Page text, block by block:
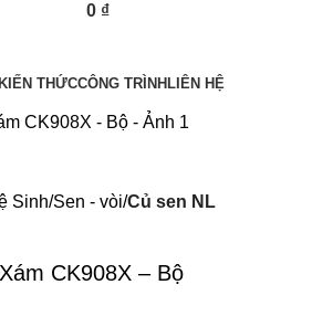
0 ₫
KIẾN THỨCCÔNG TRÌNH LIÊN HỆ
Sinh Sen - vòi Củ sen NL
CK908X – Bộ